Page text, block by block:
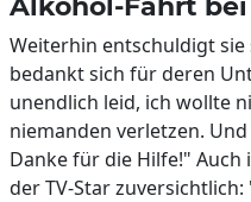
Weiterhin entschuldigt sie
bedankt sich für deren
unendlich leid, ich wollte
niemanden verletzen.
Danke für die Hilfe!" Auch
der TV-Star